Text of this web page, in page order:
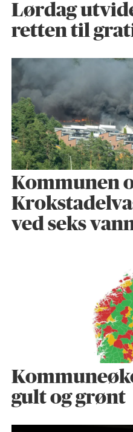
Lørdag
retten til
Kommunen
ved seks
gult og grønt